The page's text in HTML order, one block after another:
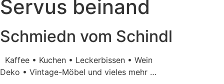
Servus beinand
Schmiedn vom Schindl
Kaffee • Kuchen • Leckerbissen • Wein
Deko • Vintage-Möbel und vieles mehr …